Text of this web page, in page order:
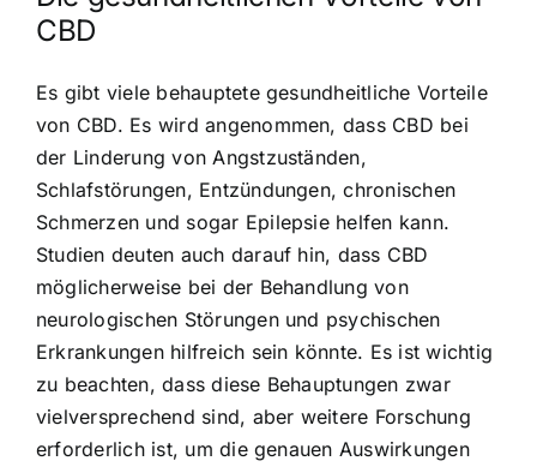
CBD
Es gibt viele behauptete gesundheitliche Vorteile
von CBD. Es wird angenommen, dass CBD bei
der Linderung von Angstzuständen,
Schlafstörungen, Entzündungen, chronischen
Schmerzen und sogar Epilepsie helfen kann.
Studien deuten auch darauf hin, dass CBD
möglicherweise bei der Behandlung von
neurologischen Störungen und psychischen
Erkrankungen hilfreich sein könnte. Es ist wichtig
zu beachten, dass diese Behauptungen zwar
vielversprechend sind, aber weitere Forschung
erforderlich ist, um die genauen Auswirkungen